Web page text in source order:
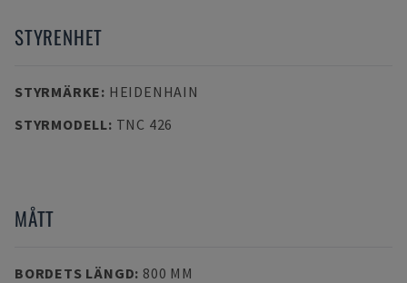
STYRENHET
STYRMÄRKE: HEIDENHAIN
STYRMODELL: TNC 426
MÅTT
BORDETS LÄNGD: 800 MM